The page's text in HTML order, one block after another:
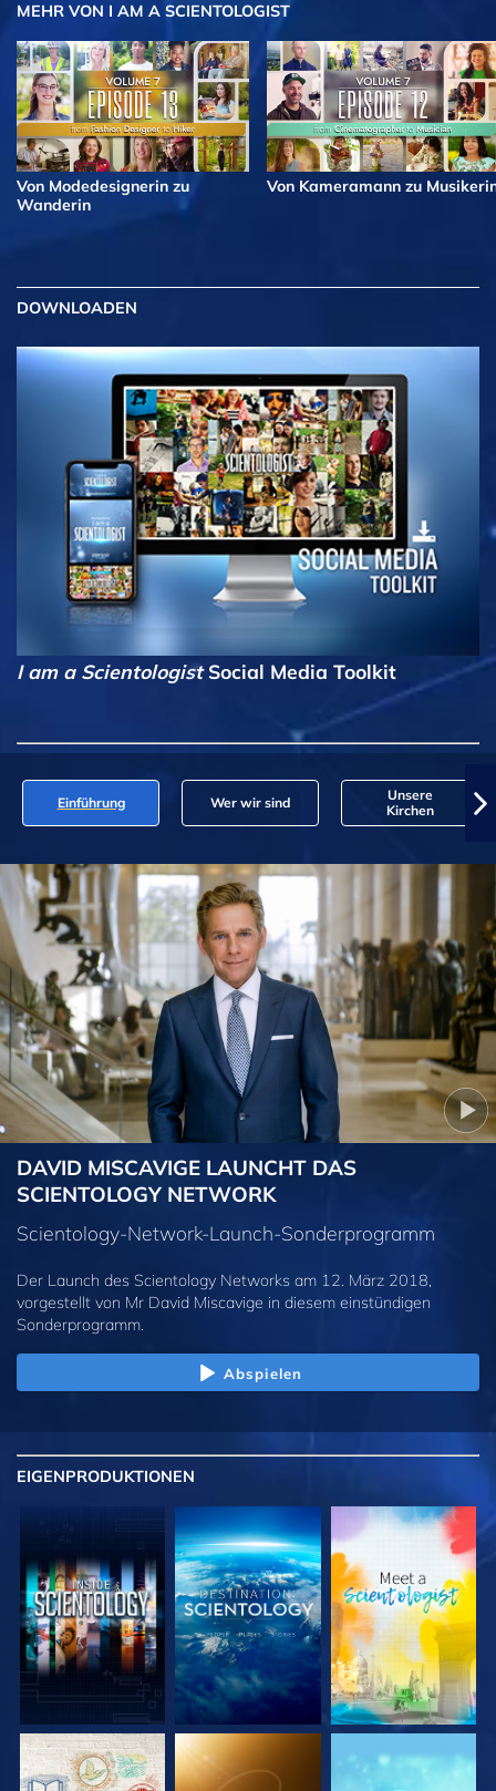
MEHR VON I AM A SCIENTOLOGIST
Von Modedesignerin zu
Wanderin
Von Kameramann zu
DOWNLOADEN
I am a ScientologistSocial Media Toolkit
Einführung Wer wir sind
Unsere
Kirchen
DAVID MISCAVIGE LAUNCHT DAS
SCIENTOLOGY NETWORK
Scientology-Network-Launch-Sonderprogramm
Der Launch des Scientology Networks am 12. März 2018,
vorgestellt von Mr David Miscavige in diesem einstündigen
Sonderprogramm.
Abspielen
EIGENPRODUKTIONEN